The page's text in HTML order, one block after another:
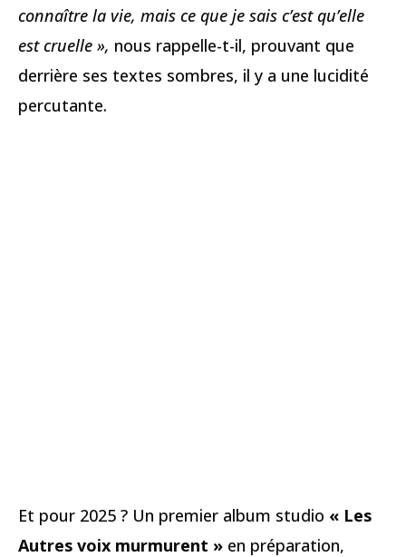
connaître la vie, mais ce que je sais c’est qu’elle
est cruelle », nous rappelle-t-il, prouvant que
derrière ses textes sombres, il y a une lucidité
percutante.
Et pour 2025 ? Un premier album studio « Les
Autres voix murmurent » en préparation,